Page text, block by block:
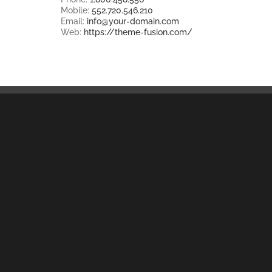
Mobile: 552.720.546.210
Email: info@your-domain.com
Web: https://theme-fusion.com/